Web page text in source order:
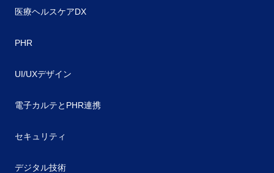
医療ヘルスケアDX
PHR
UI/UXデザイン
電子カルテとPHR連携
セキュリティ
デジタル技術